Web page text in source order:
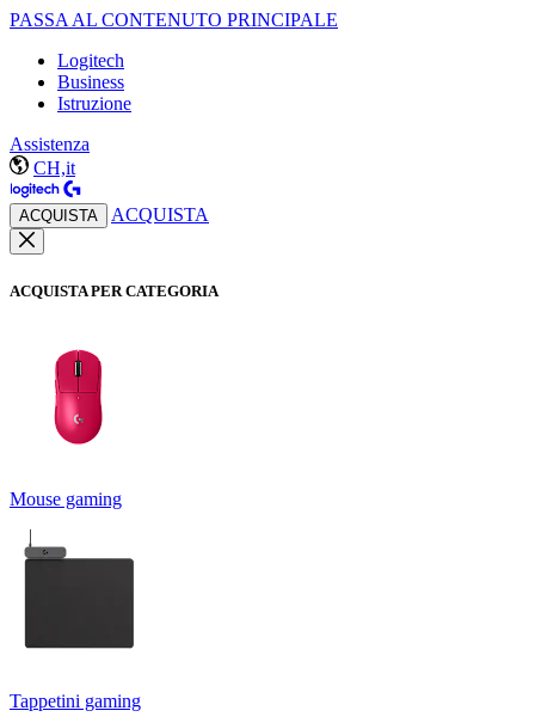
PASSA AL CONTENUTO PRINCIPALE
Logitech
Business
Istruzione
Assistenza
CH,it
ACQUISTA ACQUISTA
ACQUISTA PER CATEGORIA
Mouse gaming
Tappetini gaming